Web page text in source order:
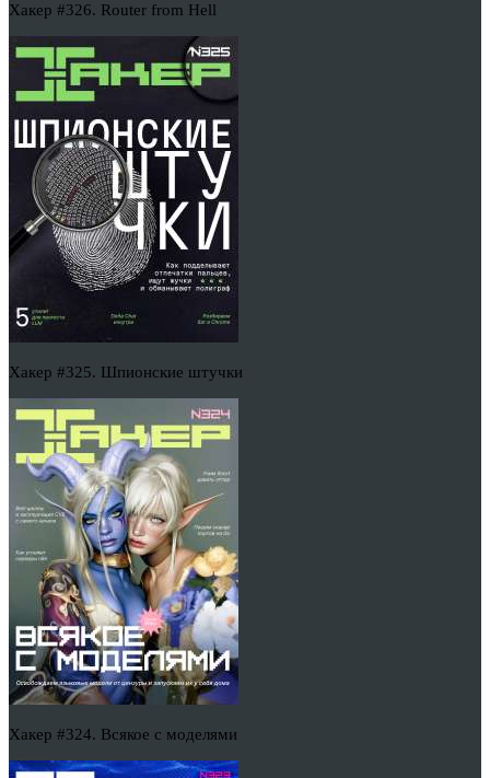
Хакер #326. Router from Hell
Хакер #325. Шпионские штучки
Хакер #324. Всякое с моделями